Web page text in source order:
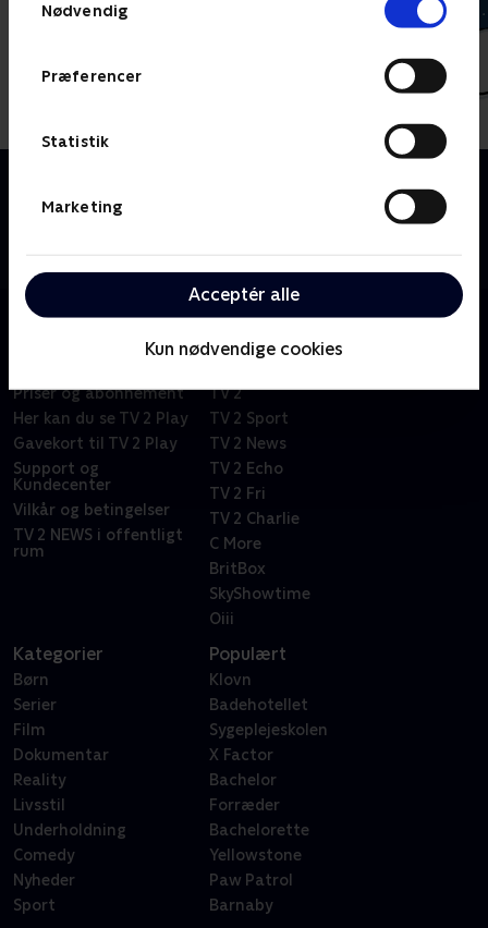
Nødvendig
Præferencer
Statistik
Marketing
Acceptér alle
Kun nødvendige cookies
En samling af små kortfilm for de yngste børn i
Priser og abonnement
Her kan du se TV 2 Play
Gavekort til TV 2 Play
Support og
Kundecenter
Vilkår og betingelser
TV 2 NEWS i offentligt
rum
TV 2
TV 2 Sport
TV 2 News
TV 2 Echo
TV 2 Fri
TV 2 Charlie
C More
BritBox
SkyShowtime
Oiii
Kategorier
Børn
Serier
Film
Dokumentar
Reality
Livsstil
Underholdning
Comedy
Nyheder
Sport
Populært
Klovn
Badehotellet
Sygeplejeskolen
X Factor
Bachelor
Forræder
Bachelorette
Yellowstone
Paw Patrol
Barnaby